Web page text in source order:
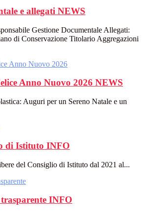
e allegati NEWS
Gestione Documentale Allegati:
di Conservazione Titolario Aggregazioni
Anno Nuovo 2026 NEWS
Auguri per un Sereno Natale e un
di Istituto INFO
del Consiglio di Istituto dal 2021 al...
INFO